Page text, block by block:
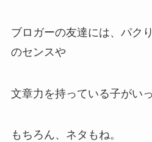
ブロガーの友達には、パク
のセンスや
文章力を持っている子がい
もちろん、ネタもね。